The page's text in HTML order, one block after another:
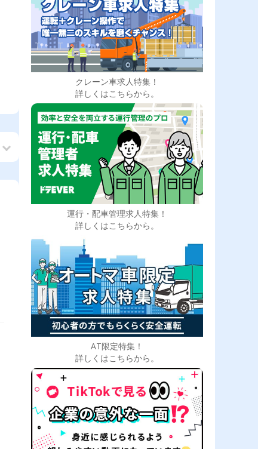
クレーン車求人特集！
詳しくはこちらから。
運行・配車管理求人特集！
詳しくはこちらから。
AT限定特集！
詳しくはこちらから。